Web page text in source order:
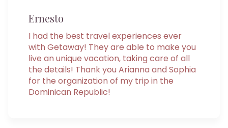
Ernesto
I had the best travel experiences ever
with Getaway! They are able to make you
live an unique vacation, taking care of all
the details! Thank you Arianna and Sophia
for the organization of my trip in the
Dominican Republic!